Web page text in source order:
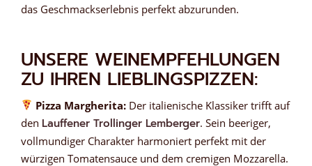
das Geschmackserlebnis perfekt abzurunden.
UNSERE WEINEMPFEHLUNGEN
ZU IHREN LIEBLINGSPIZZEN:
Pizza Margherita: Der italienische Klassiker trifft auf
den Lauffener Trollinger Lemberger. Sein beeriger,
vollmundiger Charakter harmoniert perfekt mit der
würzigen Tomatensauce und dem cremigen Mozzarella.